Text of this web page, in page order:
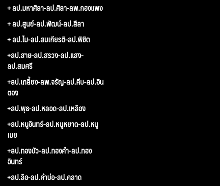
+ ลป.มหาศิลา-ลป.ศิลา-ลพ.กองแพง
+ ลป.สูนย์-ลป.พัฒน์-ลป.สีลา
+ ลป.ไม-ลป.สมเกียรติ-ลป.พิชิต
+ลป.สาย-ลป.สรวง-ลป.แสง-
ลป.สมศรี
+ลป.เกลี้ยง-ลพ.จรัญ-ลป.คีบ-ลป.อิน
ตอง
+ลป.พุธ-ลป.หลอด-ลป.เหลือง
+ลป.หนูอินทร์-ลป.หนูหยาด-ลป.หนู
เมย
+ลป.ทองบัว-ลป.ทองคำ-ลป.ทอง
อินทร์
+ลป.ลือ-ลป.คำบ่อ-ลป.คลาด